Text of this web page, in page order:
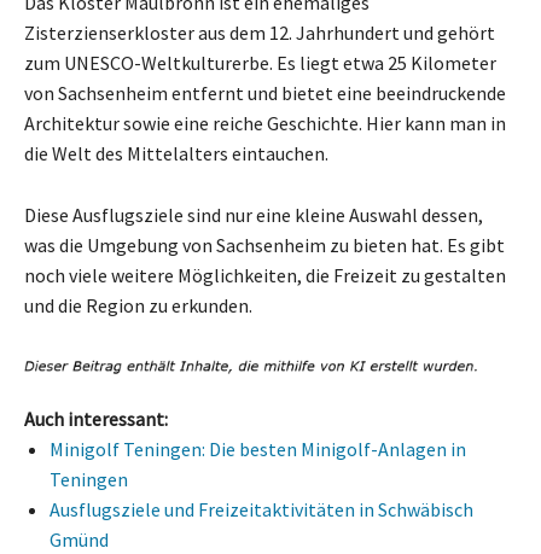
Zisterzienserkloster aus dem 12. Jahrhundert und gehört
zum UNESCO-Weltkulturerbe. Es liegt etwa 25 Kilometer
von Sachsenheim entfernt und bietet eine beeindruckende
Architektur sowie eine reiche Geschichte. Hier kann man in
die Welt des Mittelalters eintauchen.
Diese Ausflugsziele sind nur eine kleine Auswahl dessen,
was die Umgebung von Sachsenheim zu bieten hat. Es gibt
noch viele weitere Möglichkeiten, die Freizeit zu gestalten
und die Region zu erkunden.
Auch interessant:
Minigolf Teningen: Die besten Minigolf-Anlagen in
Teningen
Ausflugsziele und Freizeitaktivitäten in Schwäbisch
Gmünd